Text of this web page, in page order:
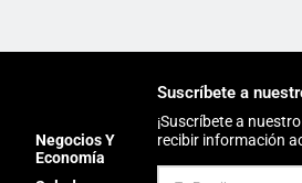
Negocios Y
Economía
Suscríbete a
¡Suscríbete a
recibir información